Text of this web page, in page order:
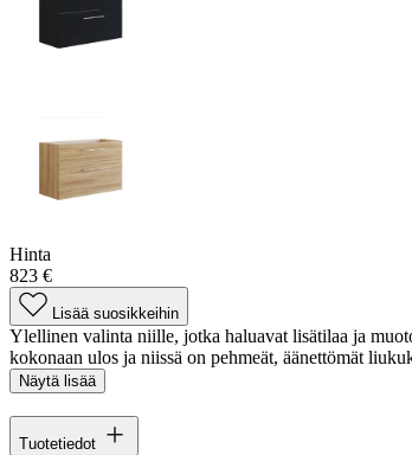
Hinta
823 €
Lisää suosikkeihin
Ylellinen valinta niille, jotka haluavat lisätilaa ja
kokonaan ulos ja niissä on pehmeät, äänettömät
Näytä lisää
Tuotetiedot